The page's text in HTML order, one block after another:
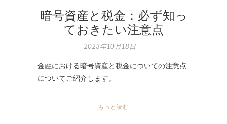
暗号資産と税金：必ず知っ
ておきたい注意点
2023年10月18日
金融における暗号資産と税金についての注意点
についてご紹介します。
もっと読む